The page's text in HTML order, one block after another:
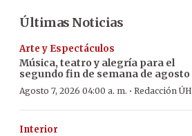
Últimas Noticias
Arte y Espectáculos
Música, teatro y alegría para el
segundo fin de semana de agosto
Agosto 7, 2026 04:00 a. m. · Redacción ÚH
Interior